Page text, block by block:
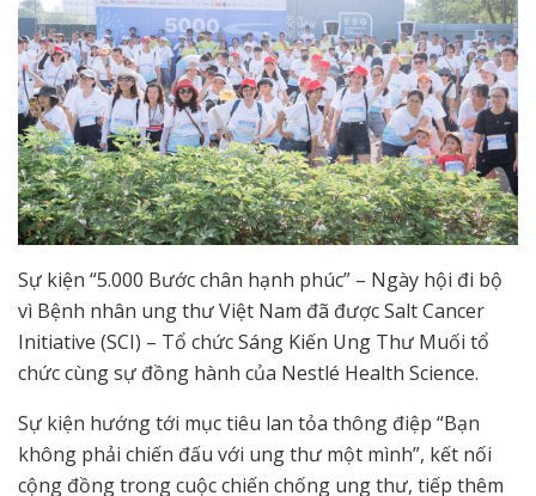
Sự kiện “5.000 Bước chân hạnh phúc” – Ngày hội đi bộ
vì Bệnh nhân ung thư Việt Nam đã được Salt Cancer
Initiative (SCI) – Tổ chức Sáng Kiến Ung Thư Muối tổ
chức cùng sự đồng hành của Nestlé Health Science.
Sự kiện hướng tới mục tiêu lan tỏa thông điệp “Bạn
không phải chiến đấu với ung thư một mình”, kết nối
cộng đồng trong cuộc chiến chống ung thư, tiếp thêm